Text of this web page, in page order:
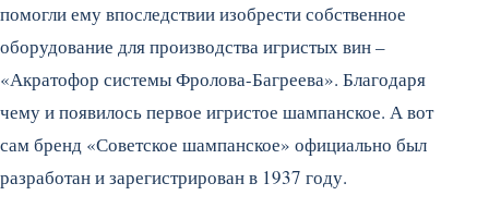
помогли ему впоследствии изобрести собственное
оборудование для производства игристых вин –
«Акратофор системы Фролова-Багреева». Благодаря
чему и появилось первое игристое шампанское. А вот
сам бренд «Советское шампанское» официально был
разработан и зарегистрирован в 1937 году.